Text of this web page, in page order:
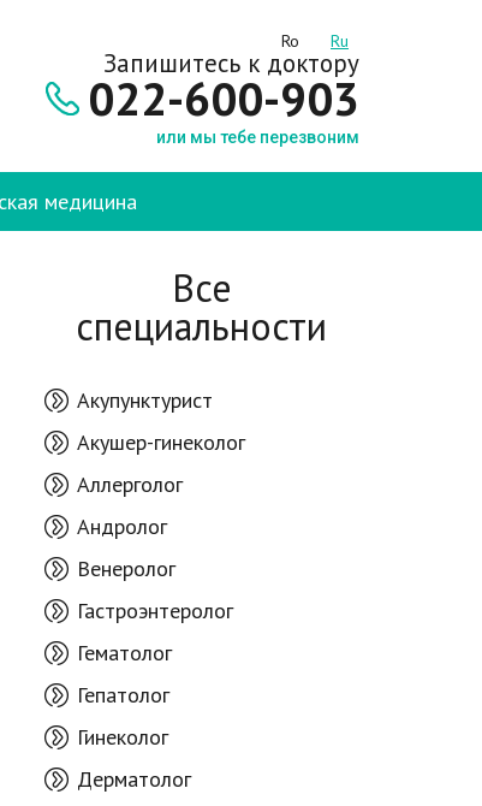
Ro Ru
Запишитесь к доктору
022-600-903
или мы тебе перезвоним
медицина
Все
специальности
Акупунктурист
Акушер-гинеколог
Аллерголог
Андролог
Венеролог
Гастроэнтеролог
Гематолог
Гепатолог
Гинеколог
Дерматолог